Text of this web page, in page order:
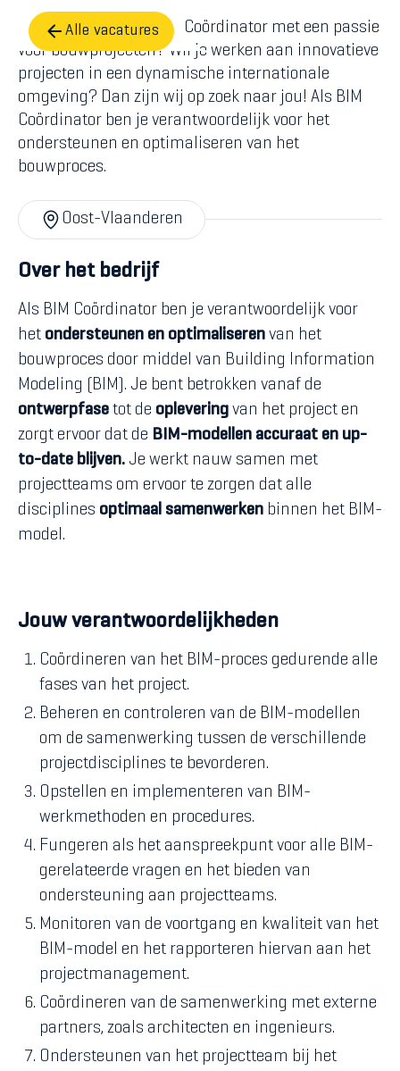
Alle vacatures
Ben jij een ervaren BIM Coördinator met een passie
voor bouwprojecten? Wil je werken aan innovatieve
projecten in een dynamische internationale
omgeving? Dan zijn wij op zoek naar jou! Als BIM
Coördinator ben je verantwoordelijk voor het
ondersteunen en optimaliseren van het
bouwproces.
Oost-Vlaanderen
Over het bedrijf
Als BIM Coördinator ben je verantwoordelijk voor
het ondersteunen en optimaliseren van het
bouwproces door middel van Building Information
Modeling (BIM). Je bent betrokken vanaf de
ontwerpfase tot de oplevering van het project en
zorgt ervoor dat de BIM-modellen accuraat en up-
to-date blijven. Je werkt nauw samen met
projectteams om ervoor te zorgen dat alle
disciplines optimaal samenwerken binnen het BIM-
model.
Jouw verantwoordelijkheden
Coördineren van het BIM-proces gedurende alle
fases van het project.
Beheren en controleren van de BIM-modellen
om de samenwerking tussen de verschillende
projectdisciplines te bevorderen.
Opstellen en implementeren van BIM-
werkmethoden en procedures.
Fungeren als het aanspreekpunt voor alle BIM-
gerelateerde vragen en het bieden van
ondersteuning aan projectteams.
Monitoren van de voortgang en kwaliteit van het
BIM-model en het rapporteren hiervan aan het
projectmanagement.
Coördineren van de samenwerking met externe
partners, zoals architecten en ingenieurs.
Ondersteunen van het projectteam bij het